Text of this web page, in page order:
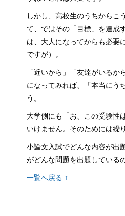
しかし、高校生のうちからこ
て、ではその「目標」を達成
は、大人になってからも必要
ですが）。
「近いから」「友達がいる
になってみれば、「本当にう
う。
大学側にも「お、この受験性
いけません。そのためには繰
小論文入試でどんな内容が出
がどんな問題を出題している
一覧へ戻る ↑